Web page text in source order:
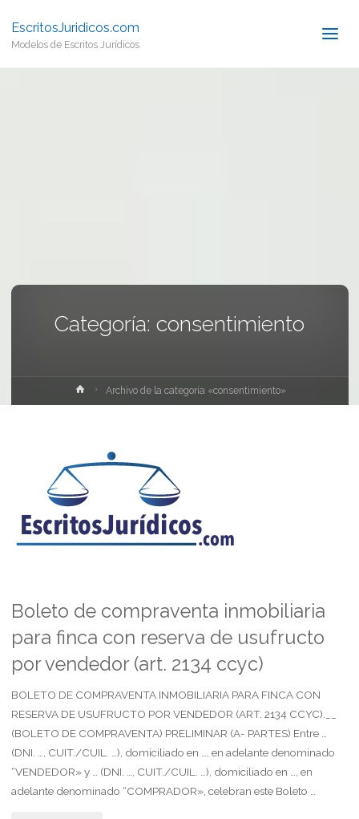
EscritosJuridicos.com
Modelos de Escritos Jurídicos
Categoría: consentimiento
InicioArchivo de la categoría «consentimiento»
Boleto de compraventa inmobiliaria
para finca con reserva de usufructo
por vendedor (art. 2134 ccyc)
BOLETO DE COMPRAVENTA INMOBILIARIA PARA FINCA CON
RESERVA DE USUFRUCTO POR VENDEDOR (ART. 2134 CCYC).__
(BOLETO DE COMPRAVENTA) PRELIMINAR (A- PARTES) Entre …
(DNI. …, CUIT./CUIL. …), domiciliado en …, en adelante denominado
“VENDEDOR» y … (DNI. …, CUIT./CUIL. …), domiciliado en …, en
adelante denominado “COMPRADOR», celebran este Boleto …